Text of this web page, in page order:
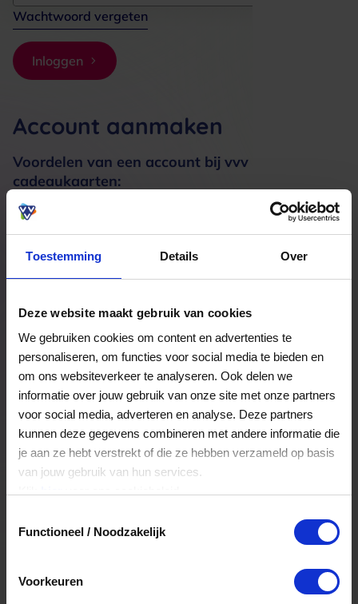
Toestemming Details Over
Deze website maakt gebruik van cookies
We gebruiken cookies om content en advertenties te
personaliseren, om functies voor social media te bieden en
om ons websiteverkeer te analyseren. Ook delen we
informatie over jouw gebruik van onze site met onze partners
voor social media, adverteren en analyse. Deze partners
kunnen deze gegevens combineren met andere informatie die
je aan ze hebt verstrekt of die ze hebben verzameld op basis
van jouw gebruik van hun services.
Functioneel / Noodzakelijk
Voorkeuren
Wachtwoord vergeten
Inloggen
Account aanmaken
Voordelen van een account bij vvv
cadeaukaarten:
Meerdere adressen registreren
Een bestelling volgen
Nog veel meer...
Maak account aan